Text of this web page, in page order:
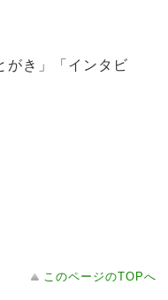
がき」「インタビ
このページのTOPへ